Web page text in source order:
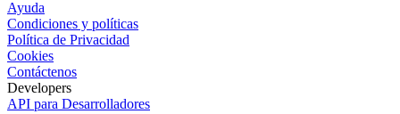
Ayuda
Condiciones y políticas
Política de Privacidad
Cookies
Contáctenos
Developers
API para Desarrolladores